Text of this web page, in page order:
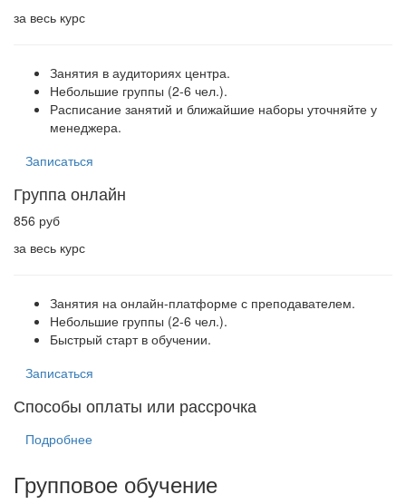
за весь курс
Занятия в аудиториях центра.
Небольшие группы (2-6 чел.).
Расписание занятий и ближайшие наборы уточняйте у
менеджера.
Записаться
Группа онлайн
856 руб
за весь курс
Занятия на онлайн-платформе с преподавателем.
Небольшие группы (2-6 чел.).
Быстрый старт в обучении.
Записаться
Способы оплаты или рассрочка
Подробнее
Групповое обучение